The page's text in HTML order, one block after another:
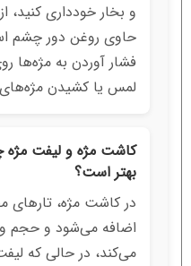
و بخار خودداری
حاوی روغن دور چشم
فشار آوردن به مژه‌ها
لمس یا کشیدن
کاشت مژه و لیفت مژه
بهتر است؟
در کاشت مژه، تارهای
اضافه می‌شود و حجم
می‌کند، در حالی که